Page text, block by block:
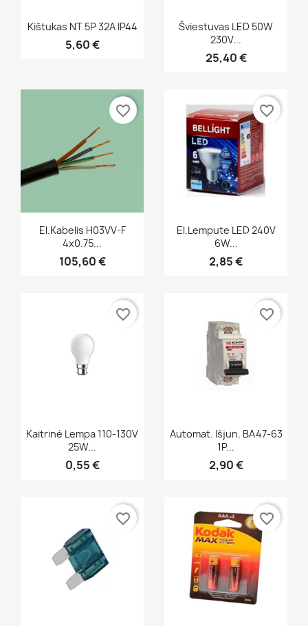
Greita peržiūra
Kištukas NT 5P 32A IP44
5,60 €
Greita peržiūra
Šviestuvas LED 50W
230V...
25,40 €
 Greita peržiūra
El.kabelis H03VV-F
4x0.75...
105,60 €
favorite_border
Greita peržiūra
El.lempute LED 240V
6W...
2,85 €
favorite_border
Greita peržiūra
Kaitrinė Lempa 110-130V
25W...
0,55 €
favorite_border
Greita peržiūra
Automat. Išjun. BA47-63
1P...
2,90 €
favorite_border
favorite_border favorite_border